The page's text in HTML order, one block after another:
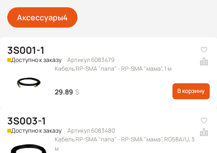
Аксессуары4
3S001-1
Доступно к заказу
Артикул 6083479
Кабель RP-SMA "папа" - RP-SMA "мама", 1 м
29.89 $ В корзину
3S003-1
Доступно к заказу
Артикул 6083480
Кабель RP-SMA "папа" - RP-SMA "мама", RG58A/U, 3
м